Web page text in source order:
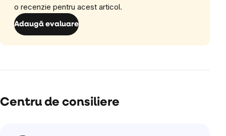
o recenzie pentru acest articol.
Adaugă evaluare
Centru de consiliere